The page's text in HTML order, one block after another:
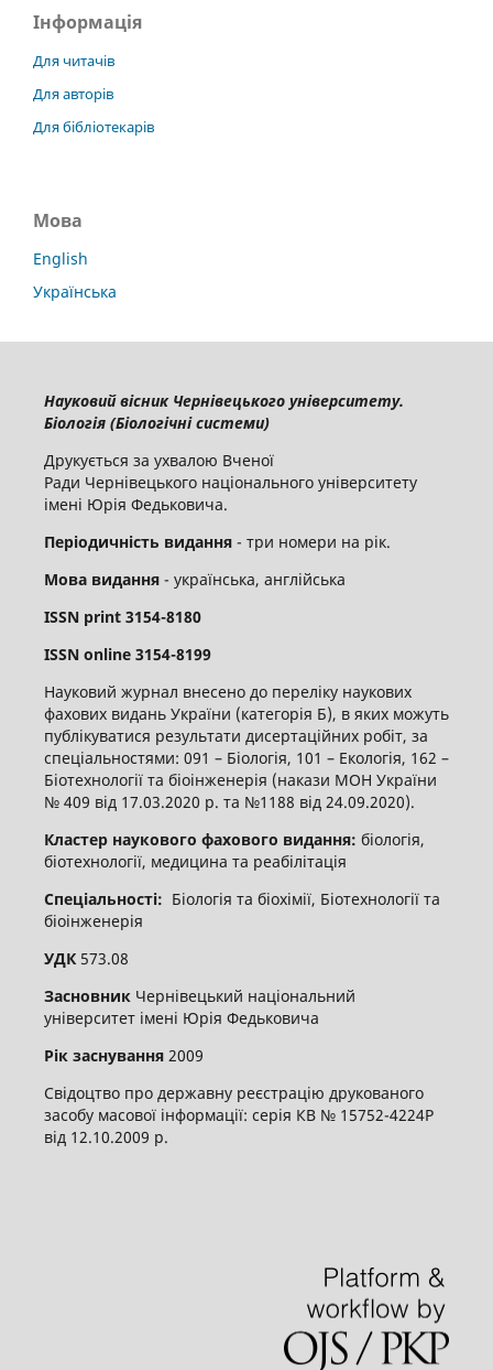
Інформація
Для читачів
Для авторів
Для бібліотекарів
Мова
English
Українська
Науковий вісник Чернівецького університету.
Біологія (Біологічні системи)
Друкується за ухвалою Вченої
Ради Чернівецького національного університету
імені Юрія Федьковича.
Періодичність видання- три номери на рік.
Мова видання- українська, англійська
ISSN print 3154-8180
ISSN online3154-8199
Науковий журнал внесено до переліку наукових
фахових видань України (категорія Б), в яких можуть
публікуватися результати дисертаційних робіт, за
спеціальностями: 091 – Біологія, 101 – Екологія, 162 –
Біотехнології та біоінженерія (накази МОН України
№ 409 від 17.03.2020 р. та №1188 від 24.09.2020).
Кластер наукового фахового видання: біологія,
біотехнології, медицина та реабілітація
Спеціальності: Біологія та біохімії, Біотехнології та
біоінженерія
УДК 573.08
Засновник Чернівецький національний
університет імені Юрія Федьковича
Рік заснування2009
Свідоцтво про державну реєстрацію друкованого
засобу масової інформації: серія КВ № 15752-4224Р
від 12.10.2009 р.